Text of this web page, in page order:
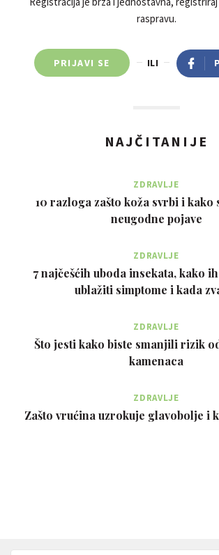
raspravu.
PRIJAVI SE ILI
NAJČITANIJE
ZDRAVLJE
10 razloga zašto koža svrbi i kako
neugodne pojave
ZDRAVLJE
7 najčešćih uboda insekata, kako
ublažiti simptome i kada
ZDRAVLJE
Što jesti kako biste smanjili rizik
kamenaca
ZDRAVLJE
Zašto vrućina uzrokuje glavobolje i